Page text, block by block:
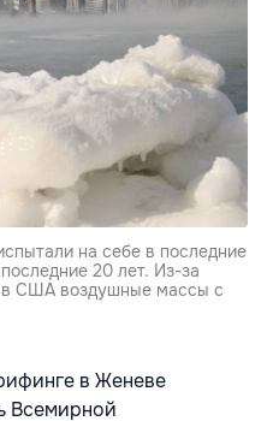
на себе в последние
20 лет. Из-за
в США воздушные массы с
в Женеве
Всемирной